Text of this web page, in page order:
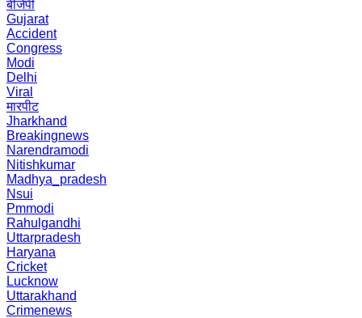
बीजेपी
Gujarat
Accident
Congress
Modi
Delhi
Viral
मारपीट
Jharkhand
Breakingnews
Narendramodi
Nitishkumar
Madhya_pradesh
Nsui
Pmmodi
Rahulgandhi
Uttarpradesh
Haryana
Cricket
Lucknow
Uttarakhand
Crimenews